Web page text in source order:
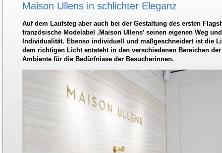
Maison Ullens in schlichter Eleganz
Auf dem Laufsteg aber auch bei der Gestaltung des ersten
französische Modelabel ‚Maison Ullens’ seinen eigenen Weg
Individualität. Ebenso individuell und maßgeschneidert ist die
dem richtigen Licht entsteht in den verschiedenen Bereichen
Ambiente für die Bedürfnisse der Besucherinnen.